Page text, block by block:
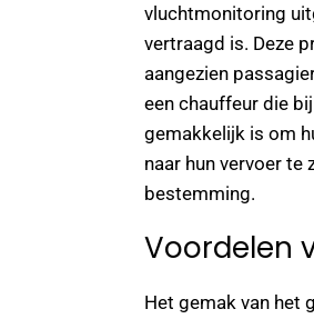
vluchtmonitoring
vertraagd is. Deze
aangezien
een chauffeur die
gemakkelijk is om
naar hun vervoer te
bestemming.
Voordelen
Het gemak van het